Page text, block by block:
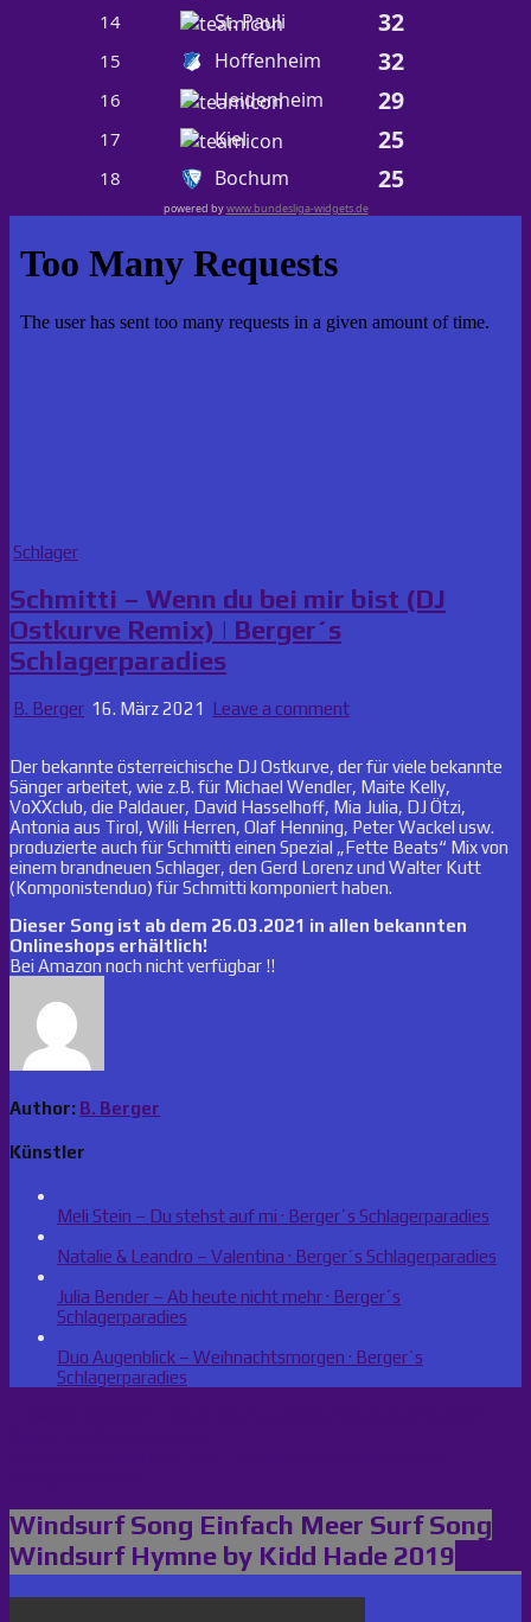
14 St. Pauli 32
15 Hoffenheim 32
16 Heidenheim 29
17 Kiel 25
18 Bochum 25
powered bywww.bundesliga-widgets.de
Posted
Schlager
Schmitti – Wenn du bei mir bist (DJ
Ostkurve Remix) | Berger´s
Schlagerparadies
B. Berger 16. März 2021 Leave a comment
Der bekannte österreichische DJ Ostkurve, der für viele bekannte
Sänger arbeitet, wie z.B. für Michael Wendler, Maite Kelly,
VoXXclub, die Paldauer, David Hasselhoff, Mia Julia, DJ Ötzi,
Antonia aus Tirol, Willi Herren, Olaf Henning, Peter Wackel usw.
produzierte auch für Schmitti einen Spezial „Fette Beats“ Mix von
einem brandneuen Schlager, den Gerd Lorenz und Walter Kutt
(Komponistenduo) für Schmitti komponiert haben.
Dieser Song ist ab dem 26.03.2021 in allen bekannten
Onlineshops erhältlich!
Bei Amazon noch nicht verfügbar !!
Author: B. Berger
Künstler
Meli Stein – Du stehst auf mi · Berger´s Schlagerparadies
Natalie & Leandro – Valentina · Berger´s Schlagerparadies
Julia Bender – Ab heute nicht mehr · Berger´s
Schlagerparadies
Duo Augenblick – Weihnachtsmorgen · Berger´s
Schlagerparadies
Windsurf Song Einfach Meer Surf Song
Windsurf Hymne by Kidd Hade 2019